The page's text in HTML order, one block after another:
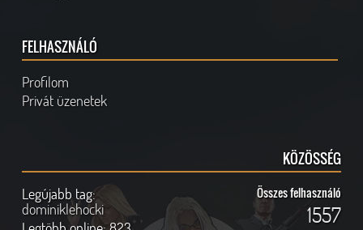
FELHASZNÁLÓ
Profilom
Privát üzenetek
KÖZÖSSÉG
Legújabb tag:
dominiklehocki
Összes felhasználó
1557